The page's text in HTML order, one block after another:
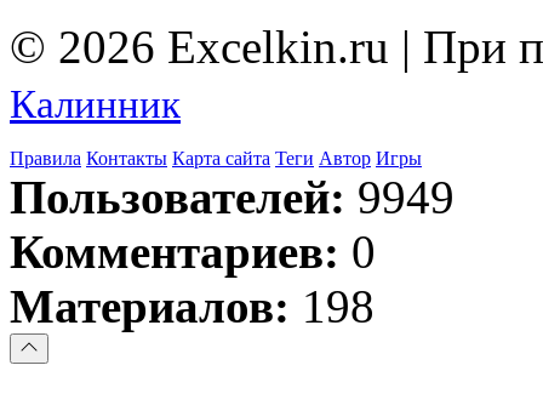
© 2026 Excelkin.ru | При
Калинник
Правила Контакты Карта сайта Теги Автор Игры
Пользователей: 9949
Комментариев: 0
Материалов: 198